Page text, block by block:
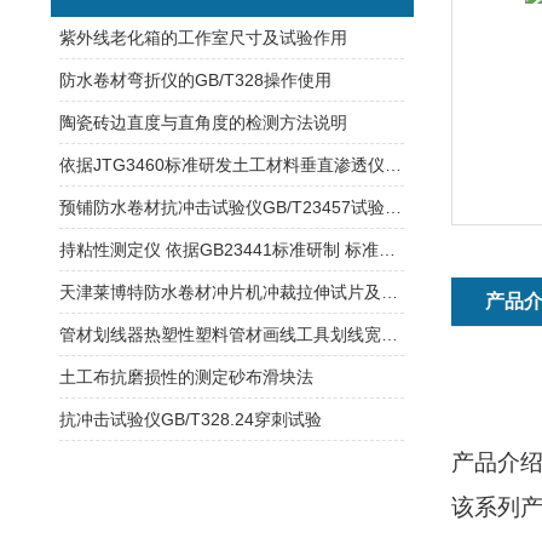
产品
产品介
该系列
紫外线老化箱的工作室尺寸及试验作用
防水卷材弯折仪的GB/T328操作使用
陶瓷砖边直度与直角度的检测方法说明
土工布抗磨损性的测定砂布滑块法
抗冲击试验仪GB/T328.24穿刺试验